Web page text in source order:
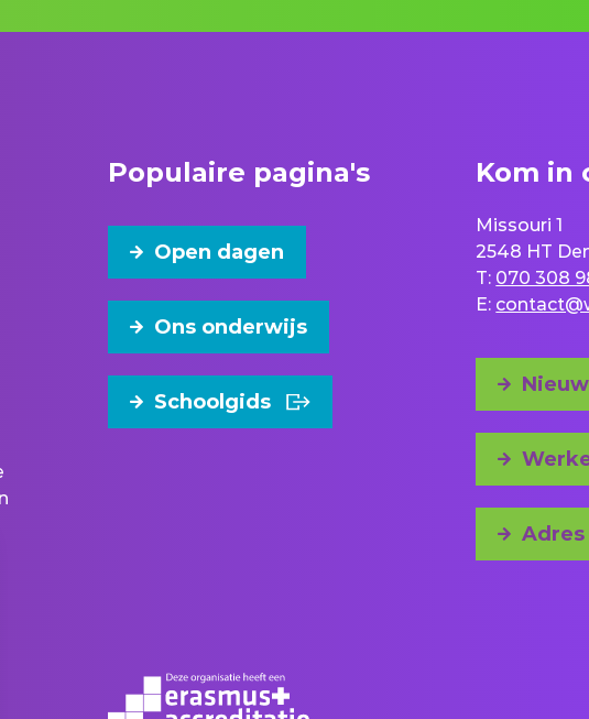
Populaire pagina's
Open dagen
Ons onderwijs
Schoolgids
Kom in
Missouri 1
2548 HT
T: 070 308
E: